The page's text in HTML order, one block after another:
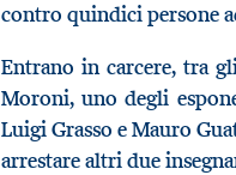
contro quindici persone
Entrano in carcere, tra
Moroni, uno degli
Luigi Grasso e Mauro
arrestare altri due